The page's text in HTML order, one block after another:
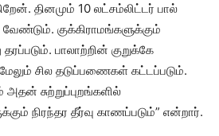
தினமும் 10 லட்சம்லிட்டர் பால்
குக்கிராமங்களுக்கும்
பாலாற்றின் குறுக்கே
சில தடுப்பணைகள் கட்டப்படும்.
சுற்றுப்புறங்களில்
நிரந்தர தீர்வு காணப்படும்” என்றார்.